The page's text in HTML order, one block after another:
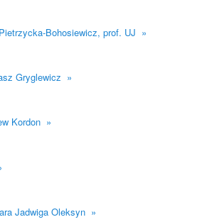
Bohosiewicz, prof. UJ »
Gryglewicz »
Kordon »
Jadwiga Oleksyn »